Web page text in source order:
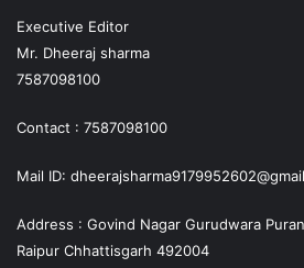
Executive Editor
Mr. Dheeraj sharma
7587098100
Contact : 7587098100
Mail ID:
Address : Govind Nagar Gurudwara
Raipur Chhattisgarh 492004